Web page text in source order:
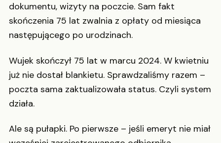
dokumentu, wizyty na poczcie. Sam fakt
skończenia 75 lat zwalnia z opłaty od miesiąca
następującego po urodzinach.
Wujek skończył 75 lat w marcu 2024. W kwietniu
już nie dostał blankietu. Sprawdzaliśmy razem –
poczta sama zaktualizowała status. Czyli system
działa.
Ale są pułapki. Po pierwsze – jeśli emeryt nie miał